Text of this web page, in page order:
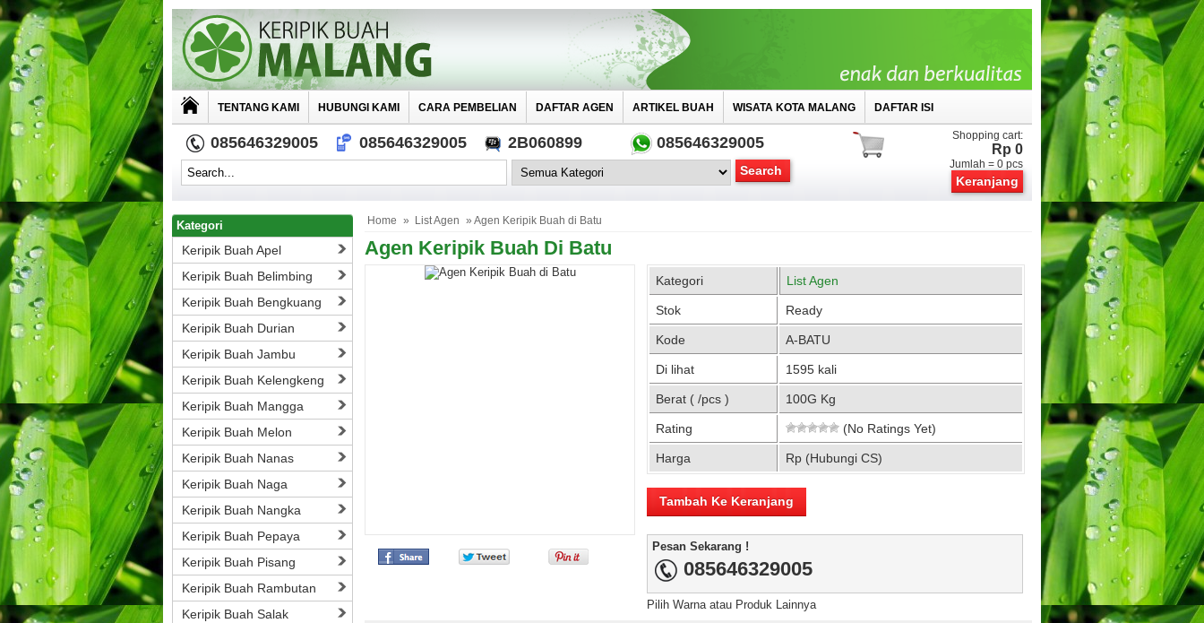
TENTANG KAMI HUBUNGI KAMI CARA PEMBELIAN DAFTAR AGEN ARTIKEL BUAH WISATA KOTA MALANG DAFTAR ISI
Shopping cart:
Rp 0
Jumlah = 0 pcs
Keranjang
085646329005 085646329005 2B060899 085646329005
Home » List Agen » Agen Keripik Buah di Batu
Agen Keripik Buah Di Batu
Kategori List Agen
Stok Ready
Kode A-BATU
Di lihat 1595 kali
Berat ( /pcs ) 100G Kg
Rating (No Ratings Yet)
Harga Rp (Hubungi CS)
Pesan Sekarang !
085646329005
Pilih Warna atau Produk Lainnya
Kategori
Keripik Buah Apel
Keripik Buah Belimbing
Keripik Buah Bengkuang
Keripik Buah Durian
Keripik Buah Jambu
Keripik Buah Kelengkeng
Keripik Buah Mangga
Keripik Buah Melon
Keripik Buah Nanas
Keripik Buah Naga
Keripik Buah Nangka
Keripik Buah Pepaya
Keripik Buah Pisang
Keripik Buah Rambutan
Keripik Buah Salak